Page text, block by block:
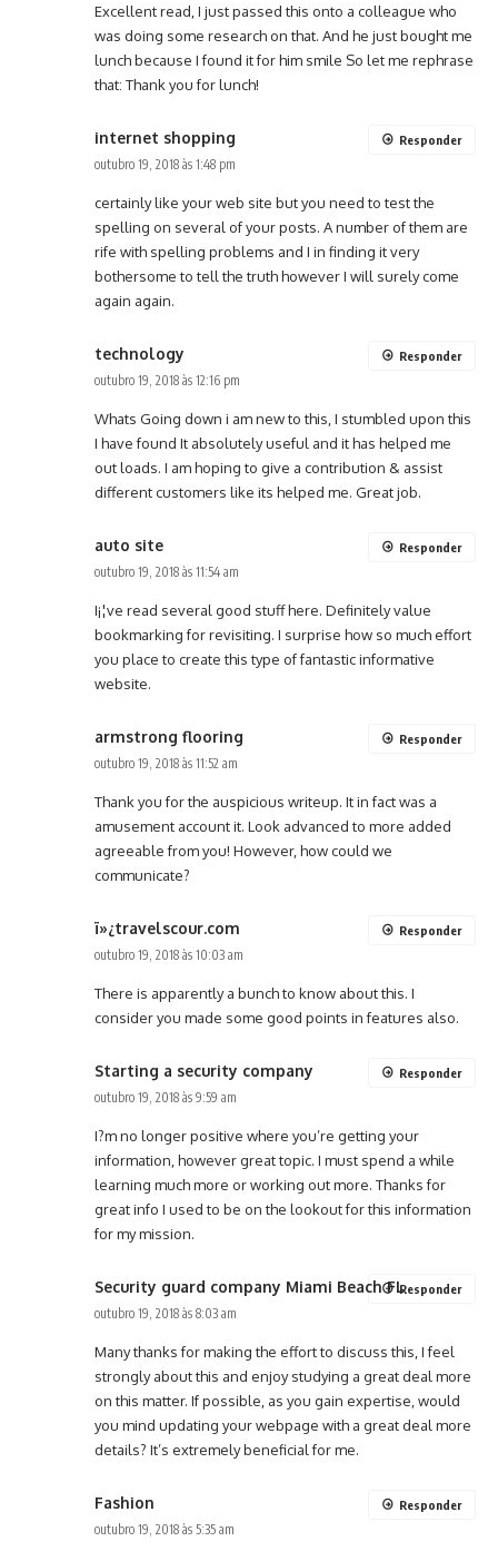
Excellent read, I just passed this onto a colleague who
was doing some research on that. And he just bought me
lunch because I found it for him smile So let me rephrase
that: Thank you for lunch!
internet shopping
outubro 19, 2018 às 1:48 pm
certainly like your web site but you need to test the
spelling on several of your posts. A number of them are
rife with spelling problems and I in finding it very
bothersome to tell the truth however I will surely come
again again.
Responder
technology
outubro 19, 2018 às 12:16 pm
Whats Going down i am new to this, I stumbled upon this
I have found It absolutely useful and it has helped me
out loads. I am hoping to give a contribution & assist
different customers like its helped me. Great job.
Responder
auto site
outubro 19, 2018 às 11:54 am
I¡¦ve read several good stuff here. Definitely value
bookmarking for revisiting. I surprise how so much effort
you place to create this type of fantastic informative
website.
Responder
armstrong flooring
outubro 19, 2018 às 11:52 am
Thank you for the auspicious writeup. It in fact was a
amusement account it. Look advanced to more added
agreeable from you! However, how could we
communicate?
Responder
ï»¿travelscour.com
outubro 19, 2018 às 10:03 am
There is apparently a bunch to know about this. I
consider you made some good points in features also.
Responder
Starting a security company
outubro 19, 2018 às 9:59 am
I?m no longer positive where you’re getting your
information, however great topic. I must spend a while
learning much more or working out more. Thanks for
great info I used to be on the lookout for this information
for my mission.
Responder
Security guard company Miami Beach FL
outubro 19, 2018 às 8:03 am
Many thanks for making the effort to discuss this, I feel
strongly about this and enjoy studying a great deal more
on this matter. If possible, as you gain expertise, would
you mind updating your webpage with a great deal more
details? It’s extremely beneficial for me.
Responder
Fashion
outubro 19, 2018 às 5:35 am
Responder